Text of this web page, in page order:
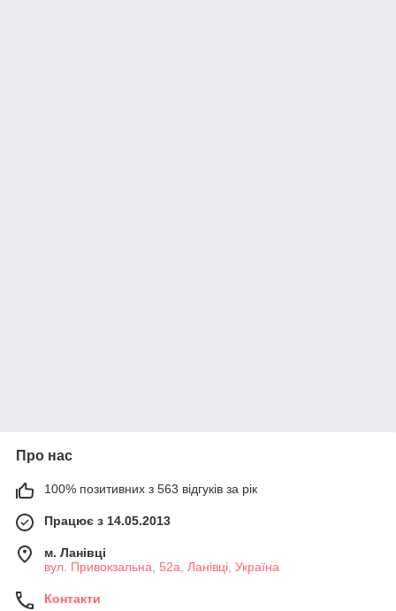
Про нас
100% позитивних з 563 відгуків за рік
Працює з 14.05.2013
м. Ланівці
вул. Привокзальна, 52а, Ланівці, Україна
Контакти